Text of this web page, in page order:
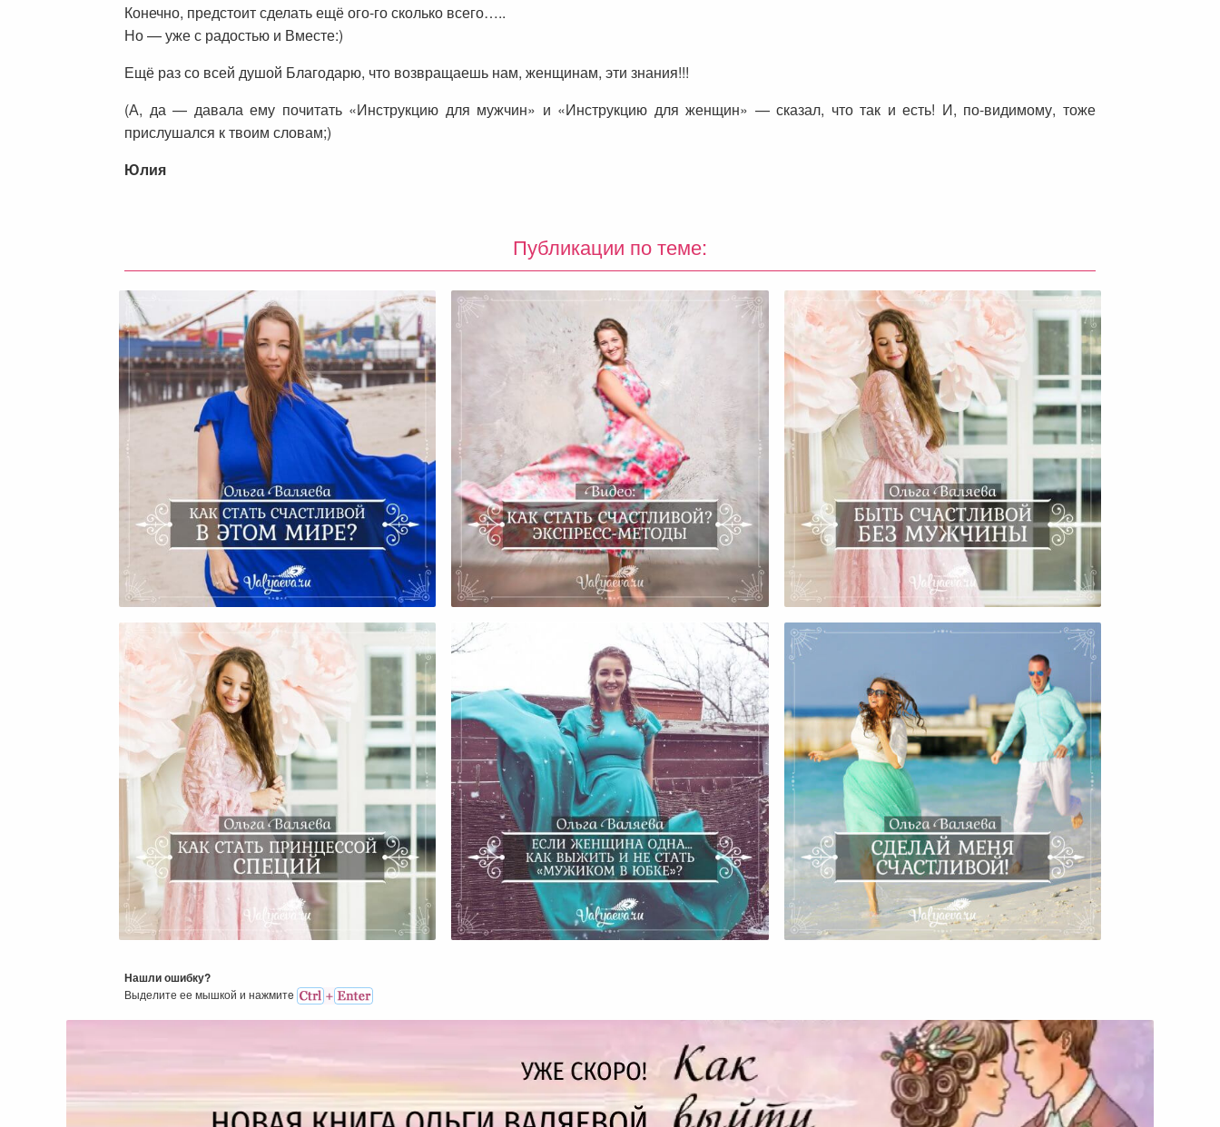
Конечно, предстоит сделать ещё ого-го сколько всего…..
Но — уже с радостью и Вместе:)
Ещё раз со всей душой Благодарю, что возвращаешь нам, женщинам, эти знания!!!
(А, да — давала ему почитать «Инструкцию для мужчин» и «Инструкцию для женщин» — сказал, что так и есть! И, по-видимому, тоже
прислушался к твоим словам;)
Юлия
Публикации по теме:
Как Стать Счастливой В Этом
Мире?
Как Стать Счастливой?
Экспресс-Методы
Быть Счастливой Без
Мужчины
Как Стать Принцессой Специй
Или Все О Лучших Приправах
Если Женщина Одна… Как
Выжить И Не Стать «мужиком
В Юбке»?
Сделай Меня Счастливой!
Нашли ошибку?
Выделите ее мышкой и нажмитe